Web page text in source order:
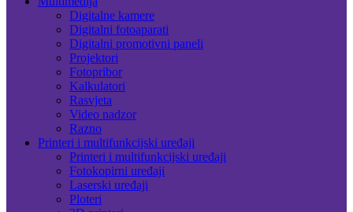
Digitalne kamere
Digitalni fotoaparati
Digitalni promotivni paneli
Projektori
Fotopribor
Kalkulatori
Rasvjeta
Video nadzor
Razno
Printeri i multifunkcijski uređaji
Printeri i multifunkcijski uređaji
Fotokopirni uređaji
Laserski uređaji
Ploteri